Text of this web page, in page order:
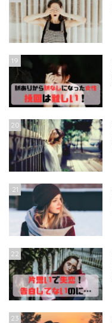
19
20
21
22
23